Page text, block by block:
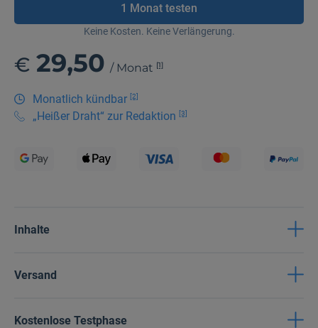
€ 29,50 / Monat [1]
Monatlich kündbar [2]
„Heißer Draht“ zur Redaktion [3]
1 Monat testen
Keine Kosten. Keine Verlängerung.
Inhalte
Versand
Kostenlose Testphase